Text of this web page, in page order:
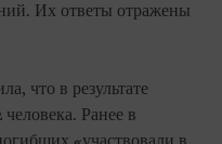
Их ответы отражены
что в результате
Ранее в